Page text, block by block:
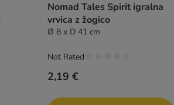
Nomad Tales Spirit igralna
vrvica z žogico
Ø 8 x D 41 cm
2,19 €
Not Rated